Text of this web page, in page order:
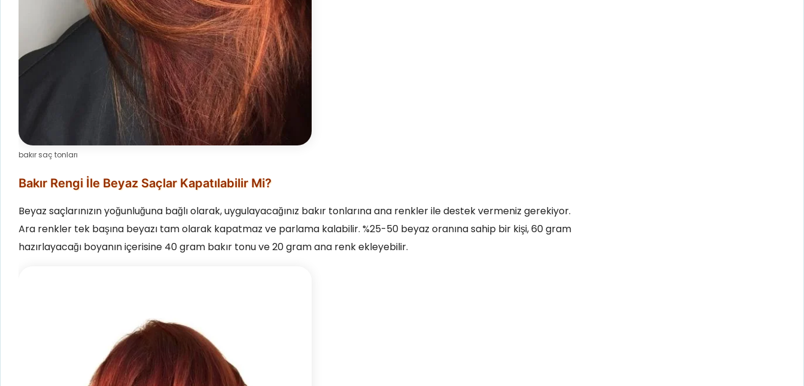
bakır saç tonları
Bakır Rengi İle Beyaz Saçlar Kapatılabilir Mi?
Beyaz saçlarınızın yoğunluğuna bağlı olarak, uygulayacağınız bakır tonlarına ana renkler ile destek vermeniz gerekiyor.
Ara renkler tek başına beyazı tam olarak kapatmaz ve parlama kalabilir. %25-50 beyaz oranına sahip bir kişi, 60 gram
hazırlayacağı boyanın içerisine 40 gram bakır tonu ve 20 gram ana renk ekleyebilir.